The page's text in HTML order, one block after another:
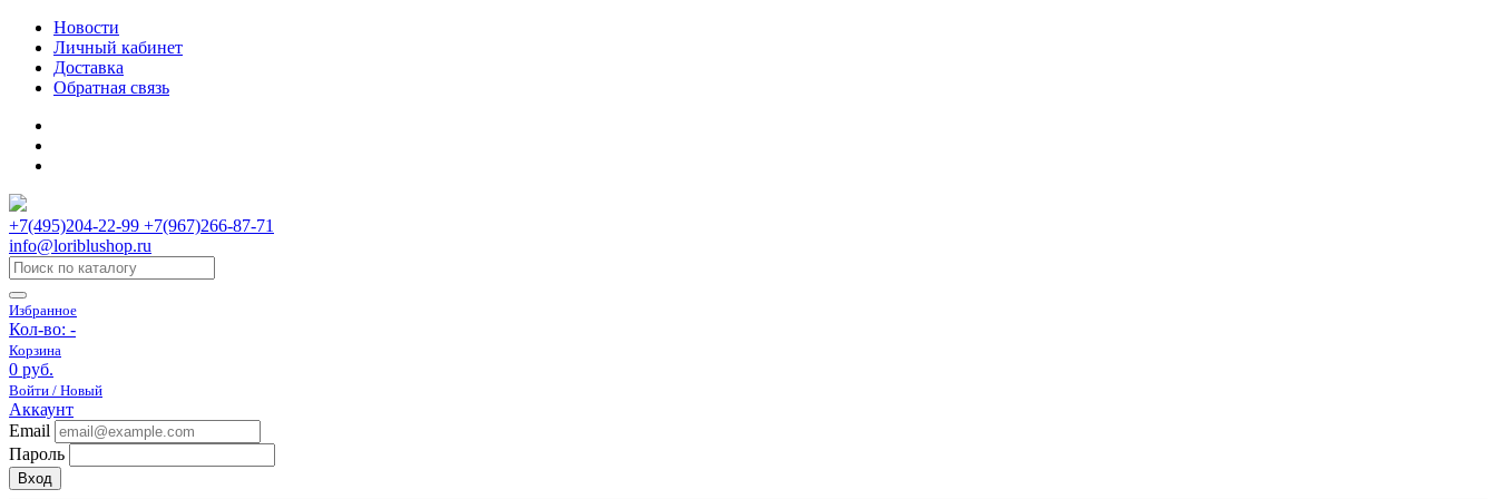
Новости
Личный кабинет
Доставка
Обратная связь
+7(495)204-22-99 +7(967)266-87-71
info@loriblushop.ru
Избранное
Кол-во: -
Корзина
0 руб.
Войти / Новый
Аккаунт
Email
Пароль
Вход